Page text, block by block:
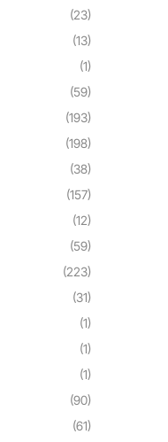
(23)
(13)
(1)
(59)
(193)
(198)
(38)
(157)
(12)
(59)
(223)
(31)
(1)
(1)
(1)
(90)
(61)